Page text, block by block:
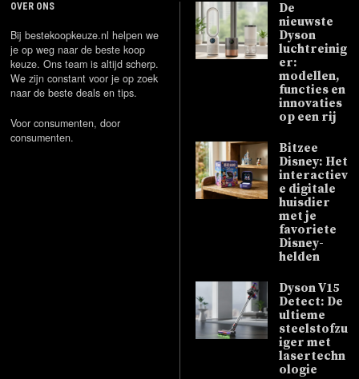
OVER ONS
Bij bestekoopkeuze.nl helpen we
je op weg naar de beste koop
keuze. Ons team is altijd scherp.
We zijn constant voor je op zoek
naar de beste deals en tips.
Voor consumenten, door
consumenten.
De
nieuwste
Dyson
luchtreinig
er:
modellen,
functies en
innovaties
op een rij
Bitzee
Disney: Het
interactiev
e digitale
huisdier
met je
favoriete
Disney-
helden
Dyson V15
Detect: De
ultieme
steelstofzu
iger met
lasertechn
ologie